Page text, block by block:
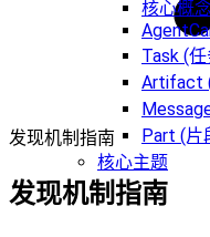
核心概
Task (
Artifact
Part (片
核心主题
发现机制指南
发现机制指南